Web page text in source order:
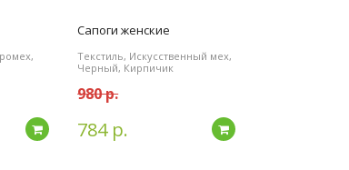
Подробнее
Сапоги женские
Текстиль, Искусственный мех,
Черный, Кирпичик
980 р.
784 р. Подробнее